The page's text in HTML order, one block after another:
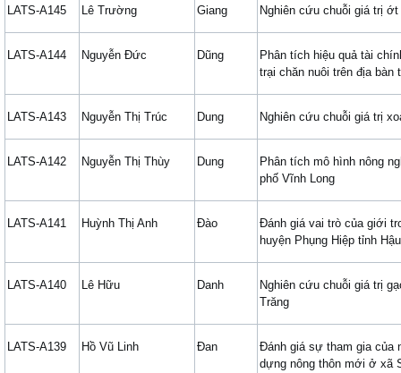
LATS-A145 Lê Trường Giang Nghiên cứu chuỗi giá trị
LATS-A144 Nguyễn Đức Dũng
Phân tích hiệu quả tài
trại chăn nuôi trên địa bàn
LATS-A143 Nguyễn Thị Trúc Dung Nghiên cứu chuỗi giá trị
LATS-A142 Nguyễn Thị Thùy Dung
Phân tích mô hình nông
phố Vĩnh Long
LATS-A141 Huỳnh Thị Anh Đào
Đánh giá vai trò của giới
huyện Phụng Hiệp tỉnh
LATS-A140 Lê Hữu Danh
Nghiên cứu chuỗi giá trị
Trăng
LATS-A139 Hồ Vũ Linh Đan
Đánh giá sự tham gia của
dựng nông thôn mới ở xã